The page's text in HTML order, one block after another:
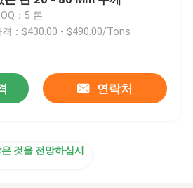
：5 톤
격：$430.00 - $490.00/Tons
연락처
것을 전망하십시